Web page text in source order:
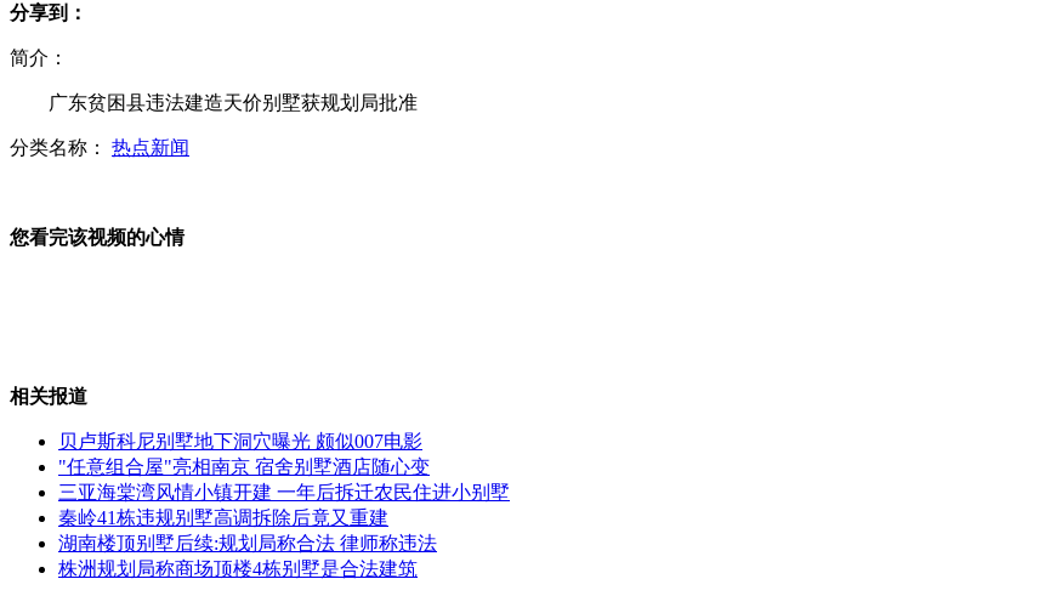
湄公河惨案:已备8组证据40万字报告
湄公河惨案:糯康犯罪集团涉嫌四宗罪
日学者:右翼势力欲借钓鱼岛上位
分享到：
简介：
广东贫困县违法建造天价别墅获规划局批准
分类名称： 热点新闻
您看完该视频的心情
相关报道
贝卢斯科尼别墅地下洞穴曝光 颇似007电影
"任意组合屋"亮相南京 宿舍别墅酒店随心变
三亚海棠湾风情小镇开建 一年后拆迁农民住进小别墅
秦岭41栋违规别墅高调拆除后竟又重建
湖南楼顶别墅后续:规划局称合法 律师称违法
株洲规划局称商场顶楼4栋别墅是合法建筑